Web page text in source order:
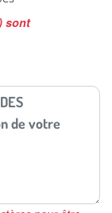
sont